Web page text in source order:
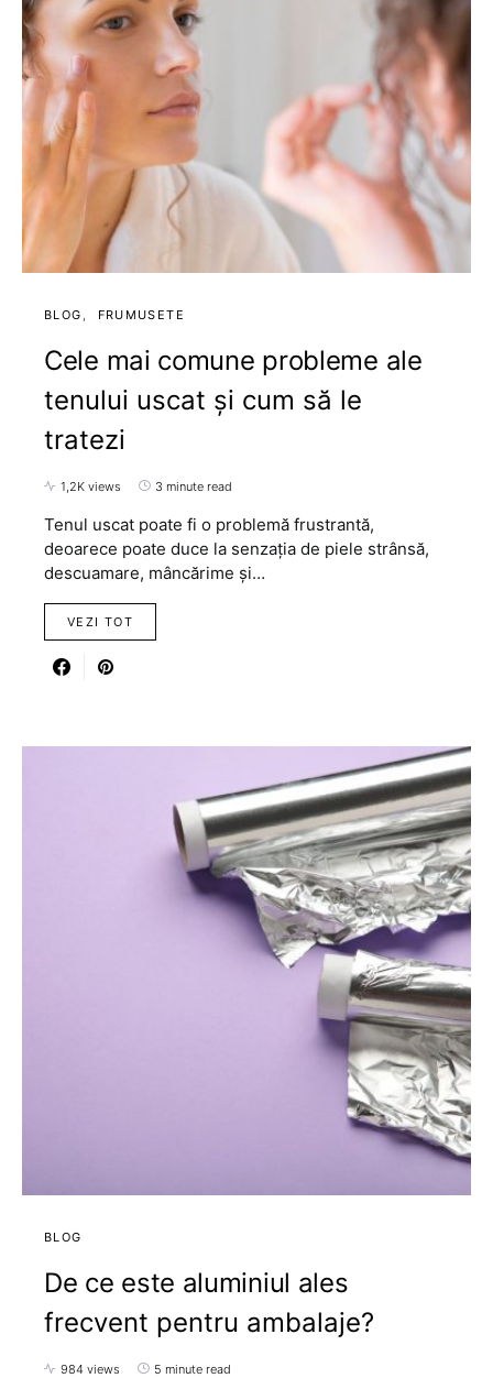
BLOG FRUMUSETE
Cele mai comune probleme ale
tenului uscat și cum să le
tratezi
1,2K views 3 minute read
Tenul uscat poate fi o problemă frustrantă,
deoarece poate duce la senzația de piele strânsă,
descuamare, mâncărime și…
VEZI TOT
BLOG
De ce este aluminiul ales
frecvent pentru ambalaje?
984 views 5 minute read